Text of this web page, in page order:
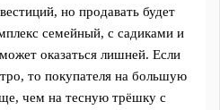
но продавать будет
семейный, с садиками и
оказаться лишней. Если
то покупателя на большую
чем на тесную трёшку с